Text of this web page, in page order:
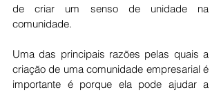
de criar um senso de unidade na
comunidade.
Uma das principais razões pelas quais a
criação de uma comunidade empresarial é
importante é porque ela pode ajudar a